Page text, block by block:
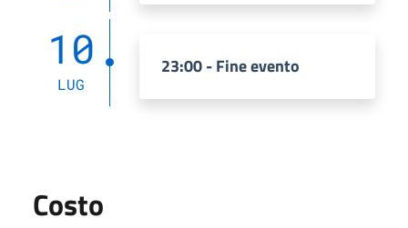
10
LUG
23:00 - Fine evento
Costo